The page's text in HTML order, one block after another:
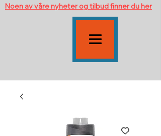
Noen av våre nyheter og tilbud finner du her